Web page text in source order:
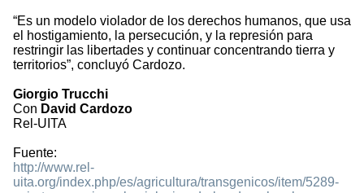
“Es un modelo violador de los derechos humanos, que usa
el hostigamiento, la persecución, y la represión para
restringir las libertades y continuar concentrando tierra y
territorios”, concluyó Cardozo.
Giorgio Trucchi
Con David Cardozo
Rel-UITA
Fuente:
http://www.rel-
uita.org/index.php/es/agricultura/transgenicos/item/5289-